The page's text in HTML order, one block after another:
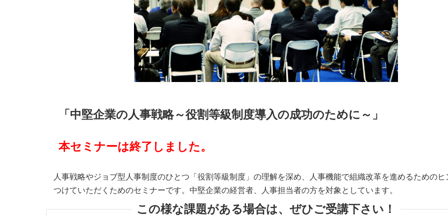
「中堅企業の人事戦略～役割等級制度導入の成功のために～」
本セミナーは終了しました。
人事戦略やジョブ型人事制度のひとつ「役割等級制度」の理解を深め、人事機能で組織改革を進めるためのヒ
つけていただくためのセミナーです。中堅企業の経営者、人事担当者の方を対象としています。
この様な課題がある場合は、ぜひご受講下さい！